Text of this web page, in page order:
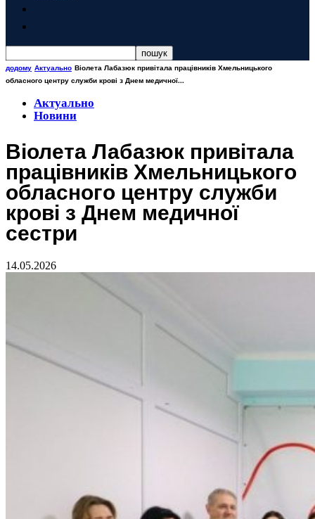
додому Актуально Віолета Лабазюк привітала працівників Хмельницького
обласного центру служби крові з Днем медичної...
Актуально
Новини
Віолета Лабазюк привітала
працівників Хмельницького
обласного центру служби
крові з Днем медичної
сестри
14.05.2026